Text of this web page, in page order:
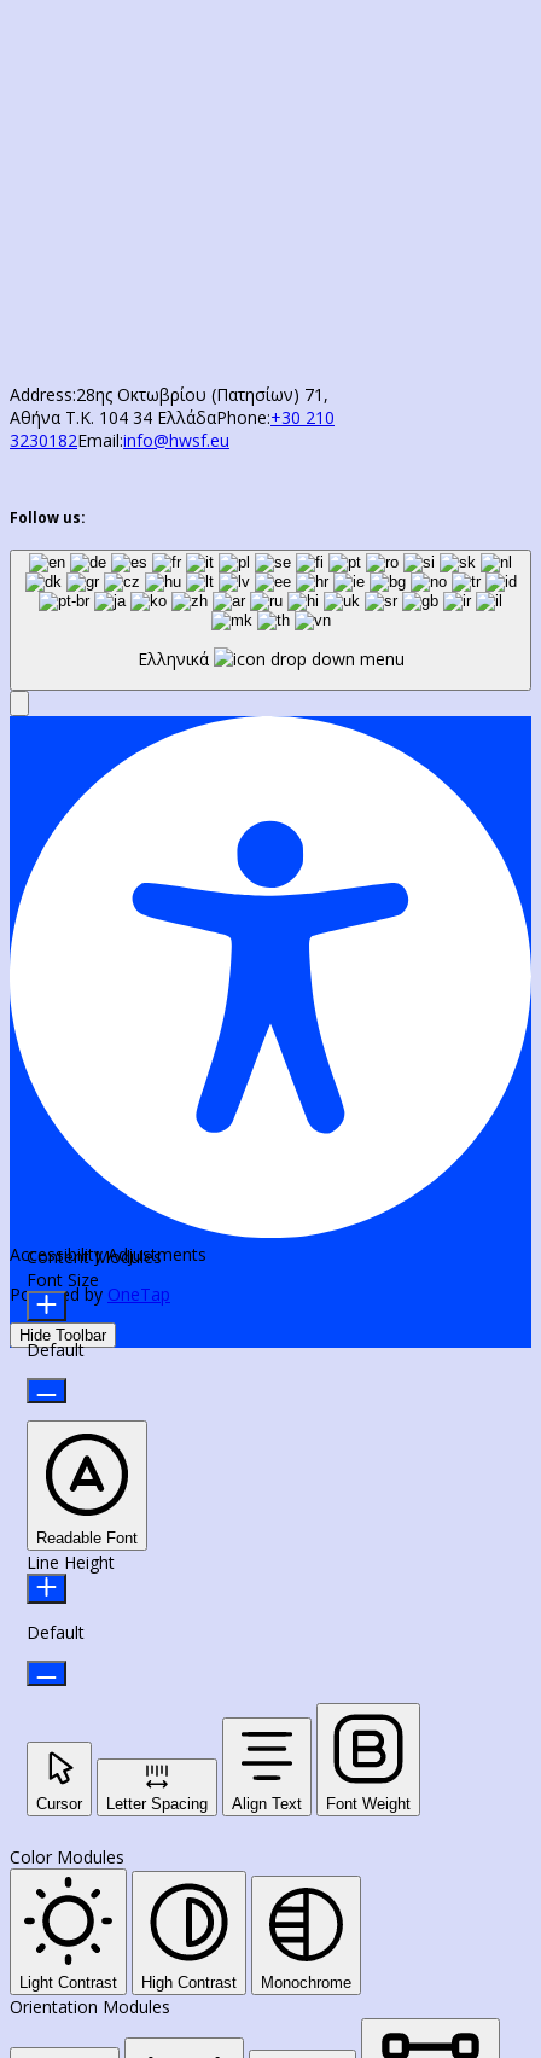
Address:28ης Οκτωβρίου (Πατησίων) 71,
Αθήνα Τ.Κ. 104 34 ΕλλάδαPhone:+30 210
3230182Email:info@hwsf.eu
Follow us:
Ελληνικά
Accessibility Adjustments
Powered by OneTap
Hide Toolbar
Content Modules
Font Size
Default
Readable Font
Line Height
Default
Cursor Letter Spacing Align Text Font Weight
Color Modules
Light Contrast High Contrast Monochrome
Orientation Modules